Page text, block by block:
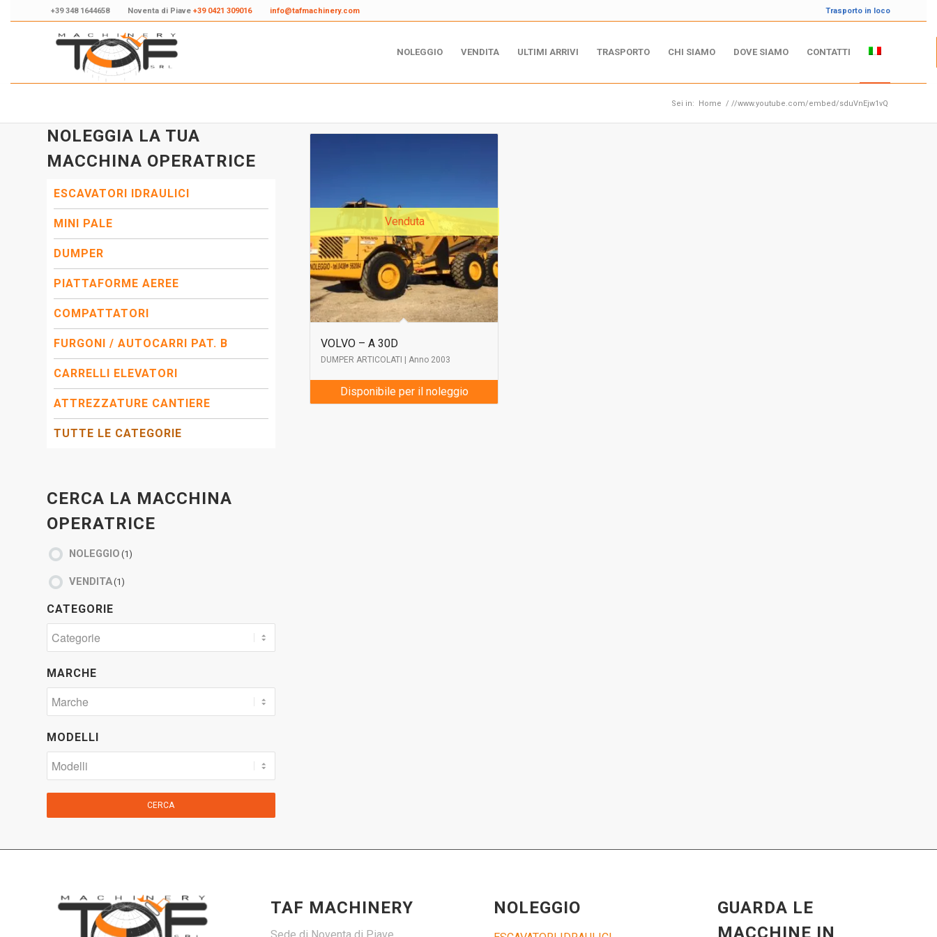
+39 348 1644658 Noventa di Piave +39 0421 309016 info@tafmachinery.com Trasporto in loco
NOLEGGIO VENDITA ULTIMI ARRIVI TRASPORTO CHI SIAMO DOVE SIAMO CONTATTI
Sei in: Home / //www.youtube.com/embed/sduVnEjw1vQ
Venduta
VOLVO – A 30D
DUMPER ARTICOLATI | Anno 2003
Disponibile per il noleggio
NOLEGGIA LA TUA
MACCHINA OPERATRICE
ESCAVATORI IDRAULICI
MINI PALE
DUMPER
PIATTAFORME AEREE
COMPATTATORI
FURGONI / AUTOCARRI PAT. B
CARRELLI ELEVATORI
ATTREZZATURE CANTIERE
TUTTE LE CATEGORIE
CERCA LA MACCHINA
OPERATRICE
NOLEGGIO (1)
VENDITA(1)
CATEGORIE
MARCHE
MODELLI
CERCA
TAF MACHINERY NOLEGGIO
GUARDA LE
MACCHINE IN